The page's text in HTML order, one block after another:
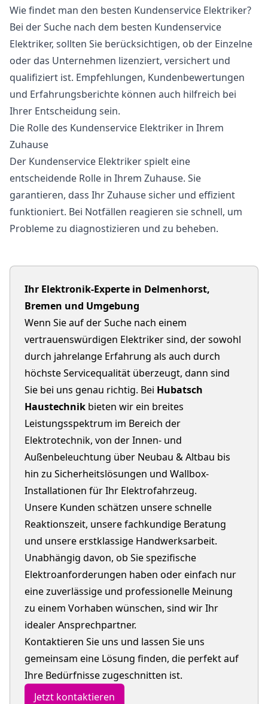
Wie findet man den besten Kundenservice Elektriker?
Bei der Suche nach dem besten Kundenservice
Elektriker, sollten Sie berücksichtigen, ob der Einzelne
oder das Unternehmen lizenziert, versichert und
qualifiziert ist. Empfehlungen, Kundenbewertungen
und Erfahrungsberichte können auch hilfreich bei
Ihrer Entscheidung sein.
Die Rolle des Kundenservice Elektriker in Ihrem
Zuhause
Der Kundenservice Elektriker spielt eine
entscheidende Rolle in Ihrem Zuhause. Sie
garantieren, dass Ihr Zuhause sicher und effizient
funktioniert. Bei Notfällen reagieren sie schnell, um
Probleme zu diagnostizieren und zu beheben.
Ihr Elektronik-Experte in Delmenhorst,
Bremen und Umgebung
Wenn Sie auf der Suche nach einem
vertrauenswürdigen Elektriker sind, der sowohl
durch jahrelange Erfahrung als auch durch
höchste Servicequalität überzeugt, dann sind
Sie bei uns genau richtig. Bei Hubatsch
Haustechnik bieten wir ein breites
Leistungsspektrum im Bereich der
Elektrotechnik, von der Innen- und
Außenbeleuchtung über Neubau & Altbau bis
hin zu Sicherheitslösungen und Wallbox-
Installationen für Ihr Elektrofahrzeug.
Unsere Kunden schätzen unsere schnelle
Reaktionszeit, unsere fachkundige Beratung
und unsere erstklassige Handwerksarbeit.
Unabhängig davon, ob Sie spezifische
Elektroanforderungen haben oder einfach nur
eine zuverlässige und professionelle Meinung
zu einem Vorhaben wünschen, sind wir Ihr
idealer Ansprechpartner.
Kontaktieren Sie uns und lassen Sie uns
gemeinsam eine Lösung finden, die perfekt auf
Ihre Bedürfnisse zugeschnitten ist.
Jetzt kontaktieren